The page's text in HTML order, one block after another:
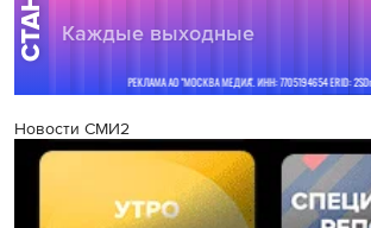
Новости СМИ2